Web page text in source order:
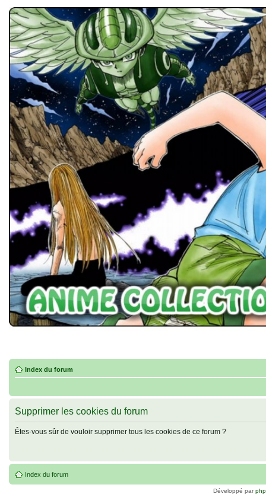
Index du forum
Supprimer les cookies du forum
Êtes-vous sûr de vouloir supprimer tous les cookies de ce forum ?
Index du forum
Développé par